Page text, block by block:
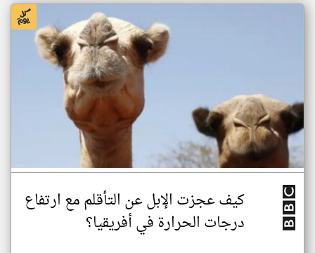
كيف عجزت الإبل عن التأقلم مع ارتفاع
درجات الحرارة في أفريقيا؟